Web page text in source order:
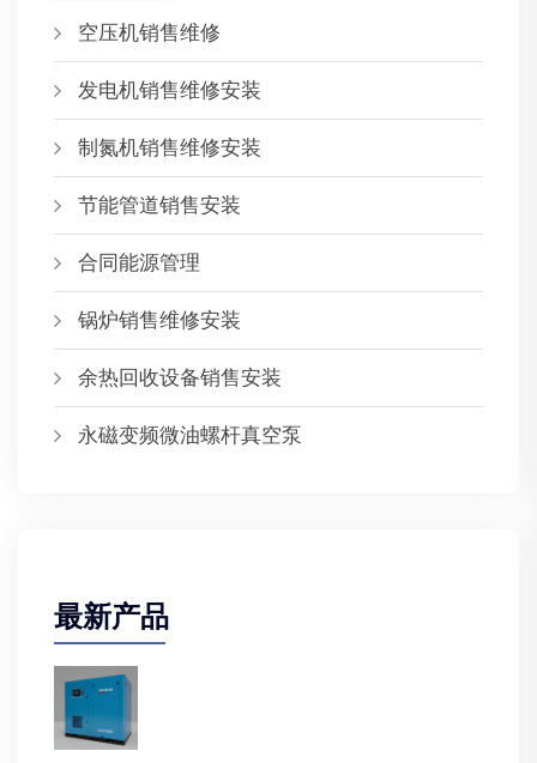
空压机销售维修
发电机销售维修安装
制氮机销售维修安装
节能管道销售安装
合同能源管理
锅炉销售维修安装
余热回收设备销售安装
永磁变频微油螺杆真空泵
最新产品